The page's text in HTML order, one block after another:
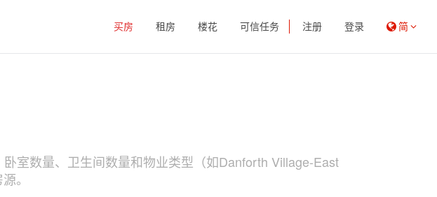
买房 租房 楼花 可信任务 注册 登录 简
室数量、卫生间数量和物业类型（如Danforth Village-East
。